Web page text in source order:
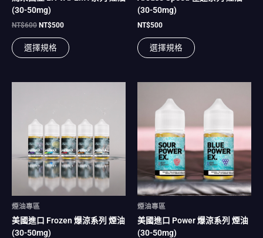
(30-50mg)
NT$600 NT$500
選擇規格
擇
(30-50mg)
NT$500
選擇規格
擇
煙油專區
美國進口 Frozen 爆涼系列 煙油
(30-50mg)
有
多
種
款
式。
可
在
品
煙油專區
美國進口 Power 爆涼系列 煙油
(30-50mg)
種
式。
可
在
品